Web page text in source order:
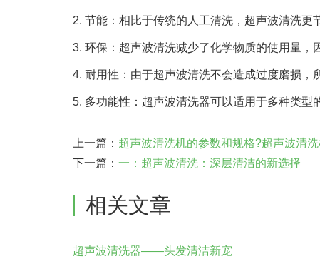
2. 节能：相比于传统的人工清洗，超声波清洗更
3. 环保：超声波清洗减少了化学物质的使用量，
4. 耐用性：由于超声波清洗不会造成过度磨损，
5. 多功能性：超声波清洗器可以适用于多种类型
上一篇： 超声波清洗机的参数和规格?超声波清
下一篇： 一：超声波清洗：深层清洁的新选择
相关文章
超声波清洗器——头发清洁新宠